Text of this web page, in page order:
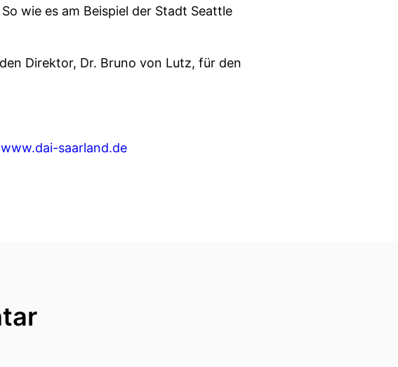
wie es am Beispiel der Stadt Seattle
Direktor, Dr. Bruno von Lutz, für den
www.dai-saarland.de